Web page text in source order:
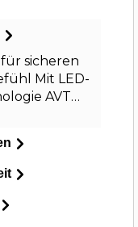
sicheren
Mit LED-
AVT…